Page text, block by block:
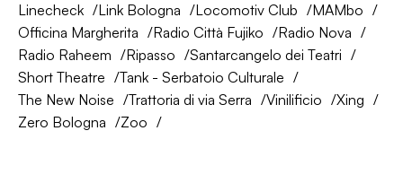
Linecheck
Link Bologna Locomotiv Club
MAMbo
Officina Margherita
Radio Città Fujiko
Radio Nova
Radio Raheem
Ripasso
Santarcangelo dei Teatri
Short Theatre
Tank - Serbatoio Culturale
The New Noise
Trattoria di via Serra Vinilificio
Xing
Zero Bologna
Zoo